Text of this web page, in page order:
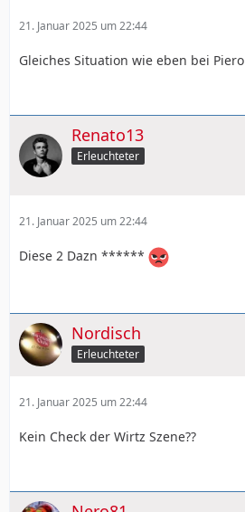
21. Januar 2025 um 22:44
Gleiches Situation wie eben bei Piero
Renato13
Erleuchteter
21. Januar 2025 um 22:44
Diese 2 Dazn ******
Nordisch
Erleuchteter
21. Januar 2025 um 22:44
Kein Check der Wirtz Szene??